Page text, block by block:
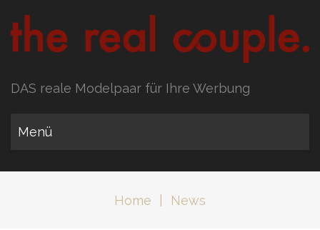
DAS reale Modelpaar für Ihre Werbung
Menü
Home News